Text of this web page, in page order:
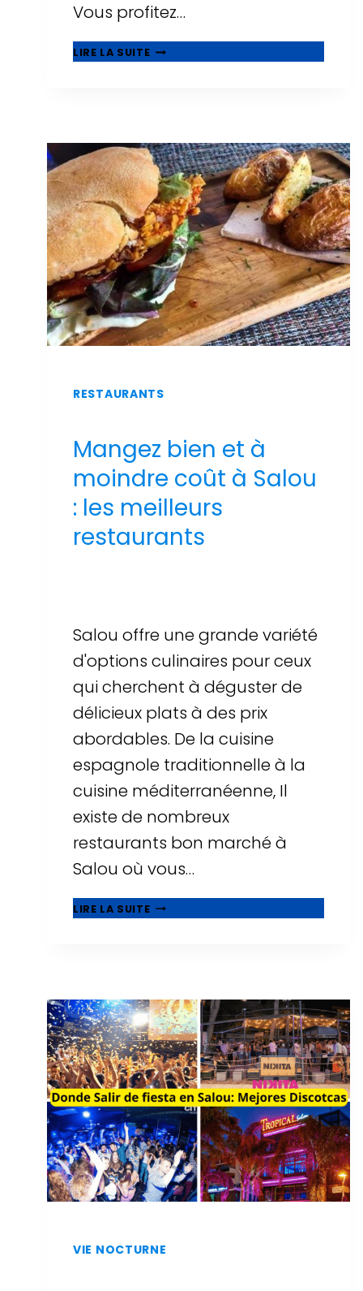
Vous profitez…
LIRE LA SUITE▷
LES
SALOU
:
APPARTEMENTS
AVEC
PISCINE
ET
VUE
SUR
MER
RESTAURANTS
Mangez bien et à
moindre coût à Salou
: les meilleurs
restaurants
Salou offre une grande variété
d'options culinaires pour ceux
qui cherchent à déguster de
délicieux plats à des prix
abordables. De la cuisine
espagnole traditionnelle à la
cuisine méditerranéenne, Il
existe de nombreux
restaurants bon marché à
Salou où vous…
LIRE LA SUITEMANGEZ
BIEN
À
SALOU
:
LES
MEILLEURS
RESTAURANTS
VIE NOCTURNE